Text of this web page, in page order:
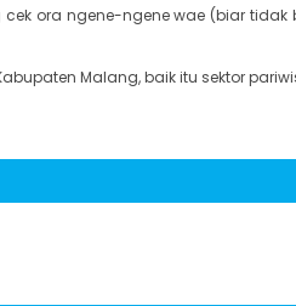
ora ngene-ngene wae (biar
Malang, baik itu sektor